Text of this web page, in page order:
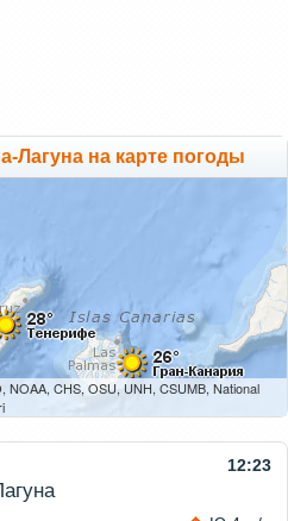
Лагуна на карте погоды
CHS, OSU, UNH, CSUMB, National
12:23